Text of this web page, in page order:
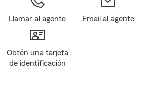
Llamar al agente Email al agente
Obtén una tarjeta
de identificación